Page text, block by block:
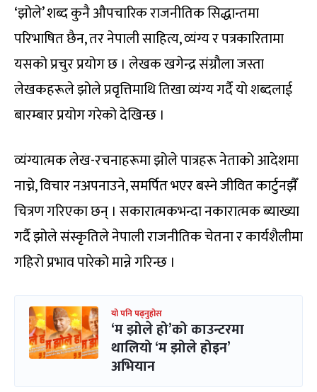
‘झोले’ शब्द कुनै औपचारिक राजनीतिक सिद्धान्तमा
परिभाषित छैन, तर नेपाली साहित्य, व्यंग्य र पत्रकारितामा
यसको प्रचुर प्रयोग छ । लेखक खगेन्द्र संग्रौला जस्ता
लेखकहरूले झोले प्रवृत्तिमाथि तिखा व्यंग्य गर्दै यो शब्दलाई
बारम्बार प्रयोग गरेको देखिन्छ ।
व्यंग्यात्मक लेख-रचनाहरूमा झोले पात्रहरू नेताको आदेशमा
नाच्ने, विचार नअपनाउने, समर्पित भएर बस्ने जीवित कार्टुनझैँ
चित्रण गरिएका छन् । सकारात्मकभन्दा नकारात्मक ब्याख्या
गर्दै झोले संस्कृतिले नेपाली राजनीतिक चेतना र कार्यशैलीमा
गहिरो प्रभाव पारेको मान्ने गरिन्छ ।
यो पनि पढ्नुहोस
‘म झोले हो’को काउन्टरमा
थालियो ‘म झोले होइन’
अभियान